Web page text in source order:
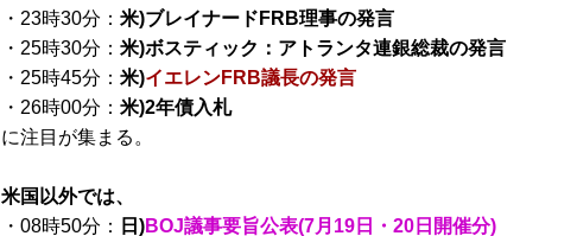
・23時30分： 米)ブレイナードFRB理事の発言
・25時30分： 米)ボスティック：アトランタ連銀総裁の発言
・25時45分： 米)イエレンFRB議長の発言
・26時00分： 米)2年債入札
に注目が集まる。
米国以外では、
・08時50分：
日)BOJ議事要旨公表(7月19日・20日開催分)